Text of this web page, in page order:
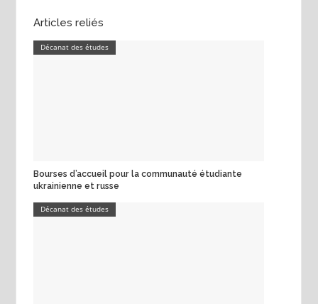
Articles reliés
Décanat des études
Bourses d’accueil pour la communauté étudiante
ukrainienne et russe
Décanat des études